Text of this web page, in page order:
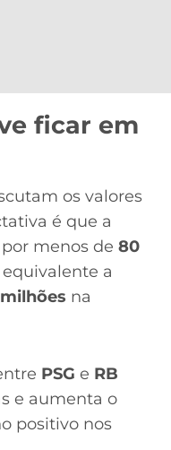
ficar em
os valores
é que a
menos de 80
a
na
PSG e RB
e aumenta o
positivo nos